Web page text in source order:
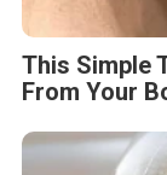
This Simple
From Your